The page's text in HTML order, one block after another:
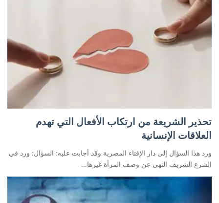
تحذير الشريعة من ارتكاب الأفعال التي تهدم
العلاقات الإنسانية
ورد هذا السؤال إلى دار الإفتاء المصرية وقد أجابت عليه: السؤال: ورد في
الشرع الشريف النهي عن وصف المرأة غيرها…